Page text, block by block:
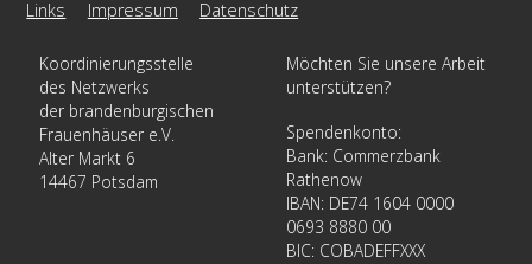
Links Impressum Datenschutz
Koordinierungsstelle
des Netzwerks
der brandenburgischen
Frauenhäuser e.V.
Alter Markt 6
14467 Potsdam
Möchten Sie unsere Arbeit
unterstützen?
Spendenkonto:
Bank: Commerzbank
Rathenow
IBAN: DE74 1604 0000
0693 8880 00
BIC: COBADEFFXXX